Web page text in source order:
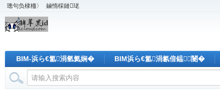
璁句负棣栭〉 鏀惰棌鏈珯
BIM-浜ら€氳涓氫氦娴� BIM浜ら€氳涓氱偣鎾闄�